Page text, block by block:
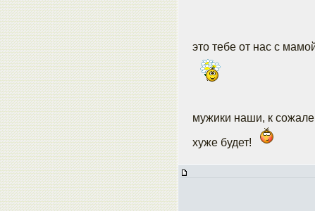
это тебе от нас с
мужики наши, к
хуже будет!